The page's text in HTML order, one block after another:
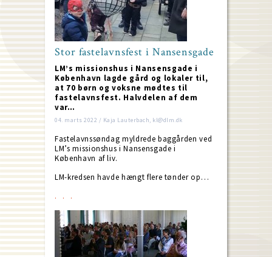
Stor fastelavnsfest i Nansensgade
LM’s missionshus i Nansensgade i
København lagde gård og lokaler til,
at 70 børn og voksne mødtes til
fastelavnsfest. Halvdelen af dem
var…
04. marts 2022 / Kaja Lauterbach, kl@dlm.dk
Fastelavnssøndag myldrede baggården ved
LM’s missionshus i Nansensgade i
København af liv.
LM-kredsen havde hængt flere tønder op…